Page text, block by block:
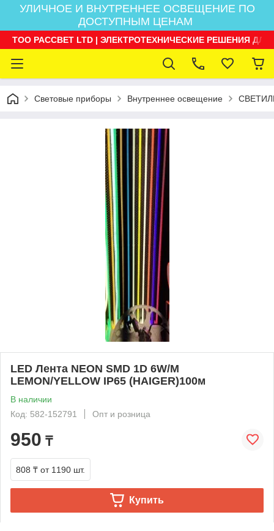
УЛИЧНОЕ И ВНУТРЕННЕЕ ОСВЕЩЕНИЕ ПО
ДОСТУПНЫМ ЦЕНАМ
ТОО РАССВЕТ LTD | ЭЛЕКТРОТЕХНИЧЕСКИЕ РЕШЕНИЯ
Световые приборы Внутреннее освещение
LED Лента NEON SMD 1D 6W/M
LEMON/YELLOW IP65 (HAIGER)100м
В наличии
Код: 582-152791
Опт и розница
950 ₸
808 ₸ от 1190 шт.
Купить